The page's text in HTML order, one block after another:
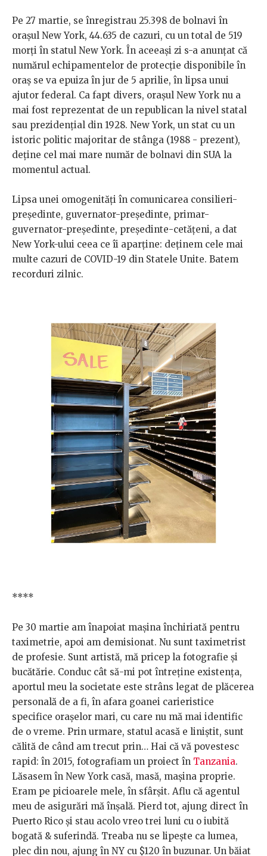
Pe 27 martie, se înregistrau 25.398 de bolnavi în
orașul New York, 44.635 de cazuri, cu un total de 519
morți în statul New York. În aceeași zi s-a anunțat că
numărul echipamentelor de protecție disponibile în
oraș se va epuiza în jur de 5 aprilie, în lipsa unui
ajutor federal. Ca fapt divers, orașul New York nu a
mai fost reprezentat de un republican la nivel statal
sau prezidențial din 1928. New York, un stat cu un
istoric politic majoritar de stânga (1988 - prezent),
deține cel mai mare număr de bolnavi din SUA la
momentul actual.
Lipsa unei omogenități în comunicarea consilieri-
președinte, guvernator-președinte, primar-
guvernator-președinte, președinte-cetățeni, a dat
New York-ului ceea ce îi aparține: deținem cele mai
multe cazuri de COVID-19 din Statele Unite. Batem
recorduri zilnic.
****
Pe 30 martie am înapoiat mașina închiriată pentru
taximetrie, apoi am demisionat. Nu sunt taximetrist
de profesie. Sunt artistă, mă pricep la fotografie și
bucătărie. Conduc cât să-mi pot întreține existența,
aportul meu la societate este strâns legat de plăcerea
personală de a fi, în afara goanei carieristice
specifice orașelor mari, cu care nu mă mai identific
de o vreme. Prin urmare, statul acasă e liniștit, sunt
călită de când am trecut prin… Hai că vă povestesc
rapid: în 2015, fotografiam un proiect în Tanzania.
Lăsasem în New York casă, masă, mașina proprie.
Eram pe picioarele mele, în sfârșit. Aflu că agentul
meu de asigurări mă înșală. Pierd tot, ajung direct în
Puerto Rico și stau acolo vreo trei luni cu o iubită
bogată & suferindă. Treaba nu se lipește ca lumea,
plec din nou, ajung în NY cu $120 în buzunar. Un băiat